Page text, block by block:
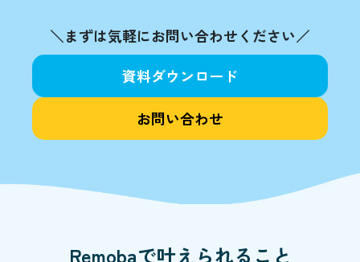
＼まずは気軽にお問い合わせください／
資料ダウンロード
お問い合わせ
Remobaで叶えられること